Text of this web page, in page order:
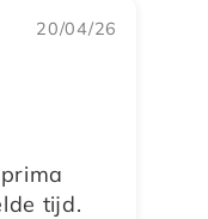
20/04/26
tijd.